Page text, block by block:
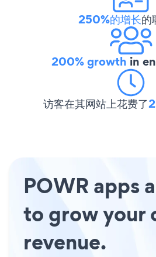
250%的增长的
200% growth in
访客在其网站上花费了
POWR apps
to grow your
revenue.